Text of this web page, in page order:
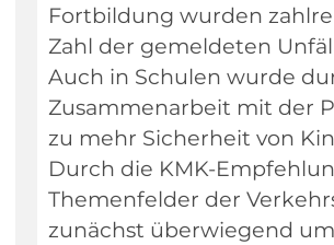
Fortbildung wurden
Zahl der gemeldeten
Auch in Schulen wurde
Zusammenarbeit mit der
zu mehr Sicherheit von
Durch die KMK-
Themenfelder der
zunächst überwiegend